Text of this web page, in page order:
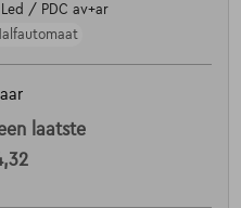
/ PDC av+ar
laatste